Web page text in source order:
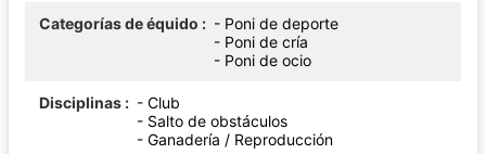
Categorías de équido
- Poni de deporte
- Poni de cría
- Poni de ocio
Disciplinas
- Club
- Salto de obstáculos
- Ganadería / Reproducción